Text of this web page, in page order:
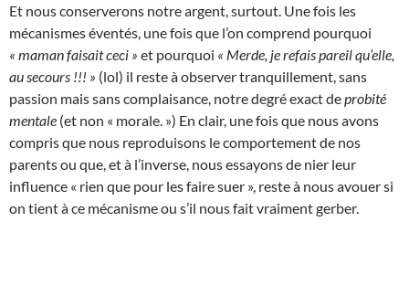
Et nous conserverons notre argent, surtout. Une fois les
mécanismes éventés, une fois que l’on comprend pourquoi
« maman faisait ceci » et pourquoi « Merde, je refais pareil qu’elle,
au secours !!! » (lol) il reste à observer tranquillement, sans
passion mais sans complaisance, notre degré exact deprobité
mentale (et non « morale. ») En clair, une fois que nous avons
compris que nous reproduisons le comportement de nos
parents ou que, et à l’inverse, nous essayons de nier leur
influence « rien que pour les faire suer », reste à nous avouer si
on tient à ce mécanisme ou s’il nous fait vraiment gerber.